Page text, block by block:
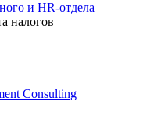
и HR-отдела
налогов
Consulting